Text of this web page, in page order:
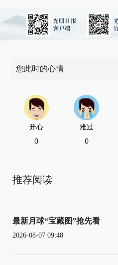
您此时的心情
开心
0
难过
0
推荐阅读
最新月球“宝藏图”抢先看
2026-08-07 09:48